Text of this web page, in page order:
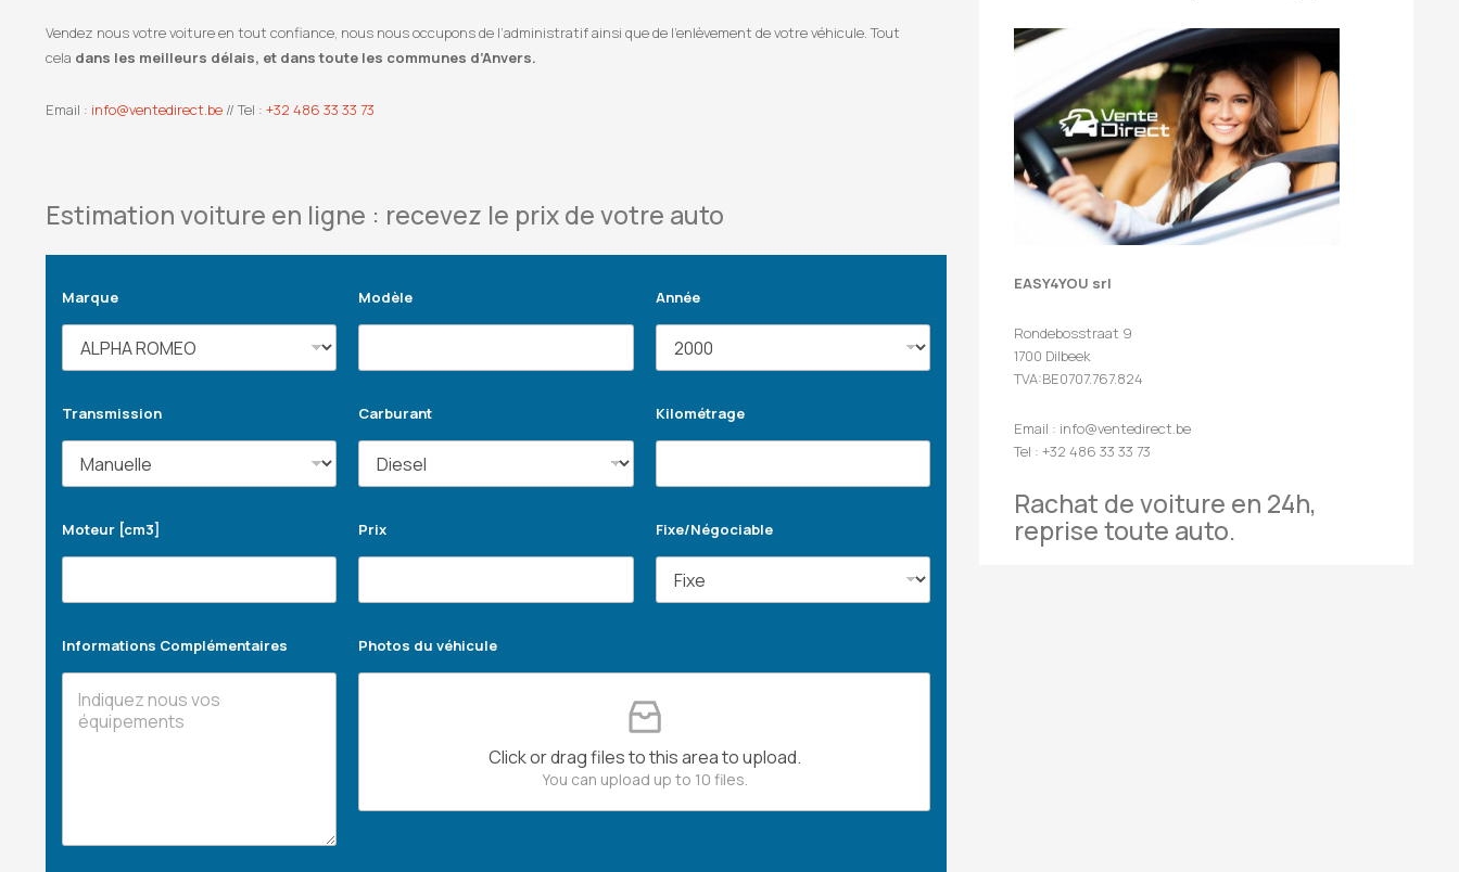
Vendez nous votre voiture en tout confiance, nous nous occupons de l’administratif ainsi que de l’enlèvement de votre véhicule. Tout
cela dans les meilleurs délais, et dans toute les communes d’Anvers.
Email : info@ventedirect.be // Tel : +32 486 33 33 73
Estimation voiture en ligne : recevez le prix de votre auto
Marque Modèle Année
Transmission Carburant Kilométrage
Moteur [cm3] Prix Fixe/Négociable
Informations Complémentaires Photos du véhicule
Click or drag files to this area to upload.
You can upload up to 10 files.
EASY4YOU srl
Rondebosstraat 9
1700 Dilbeek
TVA:BE0707.767.824
Email : info@ventedirect.be
Tel : +32 486 33 33 73
Rachat de voiture en 24h,
reprise toute auto.